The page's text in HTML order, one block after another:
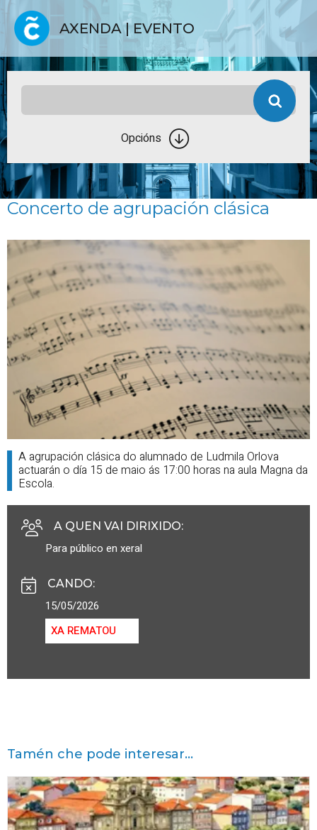
AXENDA | EVENTO
Opcións
Concerto de agrupación clásica
A agrupación clásica do alumnado de Ludmila Orlova
actuarán o día 15 de maio ás 17:00 horas na aula Magna da
Escola.
A QUEN VAI DIRIXIDO:
Para público en xeral
CANDO:
15/05/2026
XA REMATOU
Tamén che pode interesar...